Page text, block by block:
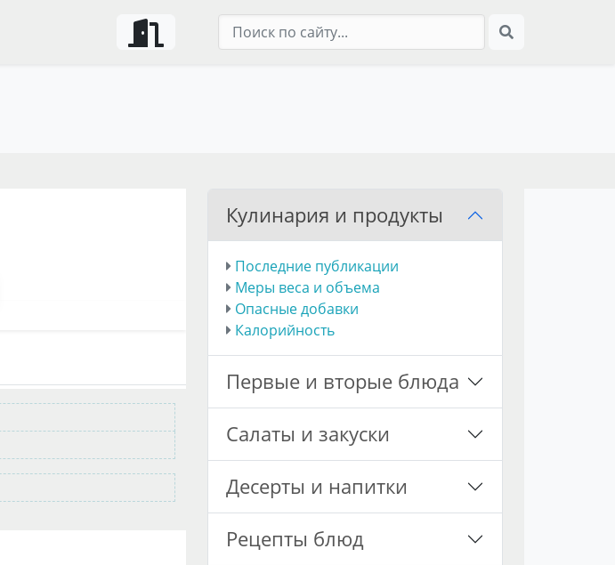
Кулинария и продукты
Последние публикации
Меры веса и объема
Опасные добавки
Калорийность
Первые и вторые блюда
Салаты и закуски
Десерты и напитки
Рецепты блюд